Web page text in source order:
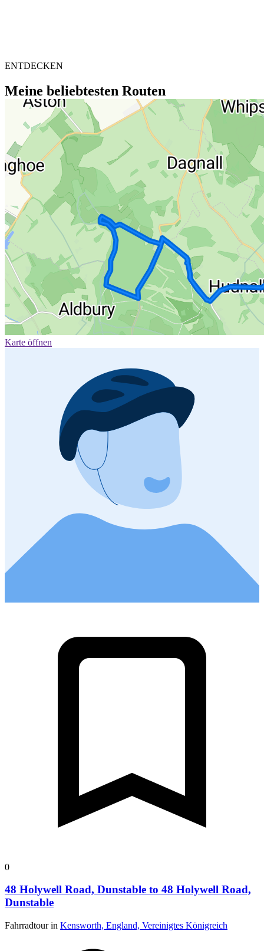
ENTDECKEN
Meine beliebtesten Routen
Karte öffnen
0
48 Holywell Road, Dunstable to 48 Holywell Road,
Dunstable
Fahrradtour in Kensworth, England, Vereinigtes Königreich